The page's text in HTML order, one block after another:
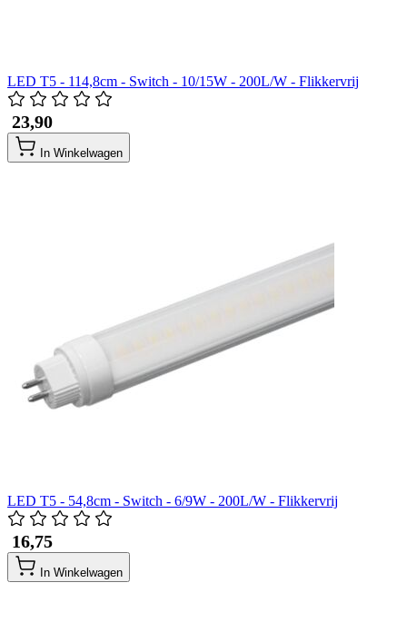
LED T5 - 114,8cm - Switch - 10/15W - 200L/W - Flikkervrij
​ 23,90
In Winkelwagen
LED T5 - 54,8cm - Switch - 6/9W - 200L/W - Flikkervrij
​ 16,75
In Winkelwagen